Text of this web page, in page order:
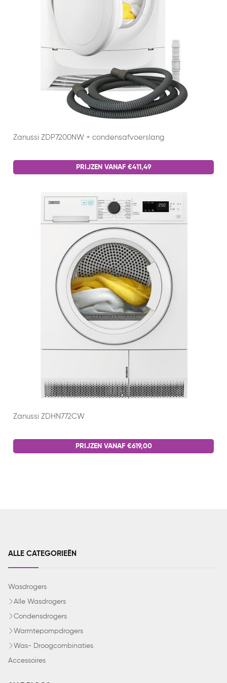
Zanussi ZDP7200NW + condensafvoerslang
PRIJZEN VANAF €411,49
Zanussi ZDHN772CW
PRIJZEN VANAF €619,00
ALLE CATEGORIEËN
Wasdrogers
Alle Wasdrogers
Condensdrogers
Warmtepompdrogers
Was- Droogcombinaties
Accessoires